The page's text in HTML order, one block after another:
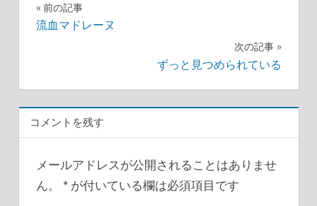
投
ナ
ビ
ゲ
ー
シ
前の記事
流血マドレーヌ
次の記事
ずっと見つめられている
コメントを残す
メールアドレスが公開されることはありませ
ん。
*が付いている欄は必須項目です